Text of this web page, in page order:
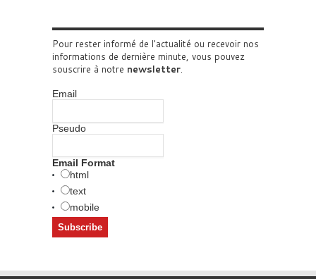
Pour rester informé de l'actualité ou recevoir nos
informations de dernière minute, vous pouvez
souscrire à notre newsletter.
Email
Pseudo
Email Format
html
text
mobile